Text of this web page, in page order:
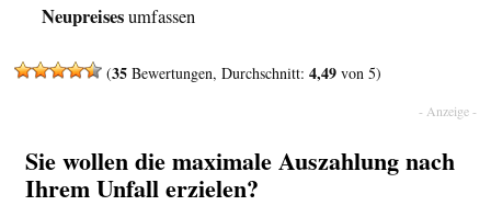
Neupreisesumfassen
(35 Bewertungen, Durchschnitt: 4,49 von 5)
Sie wollen die maximale Auszahlung nach
Ihrem Unfall erzielen?